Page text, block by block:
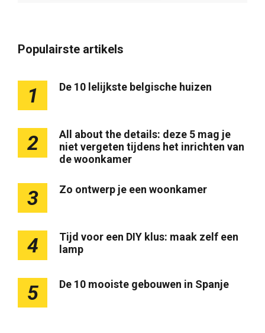
Populairste artikels
1 De 10 lelijkste belgische huizen
2
All about the details: deze 5 mag je
niet vergeten tijdens het inrichten van
de woonkamer
3 Zo ontwerp je een woonkamer
4
Tijd voor een DIY klus: maak zelf een
lamp
5 De 10 mooiste gebouwen in Spanje